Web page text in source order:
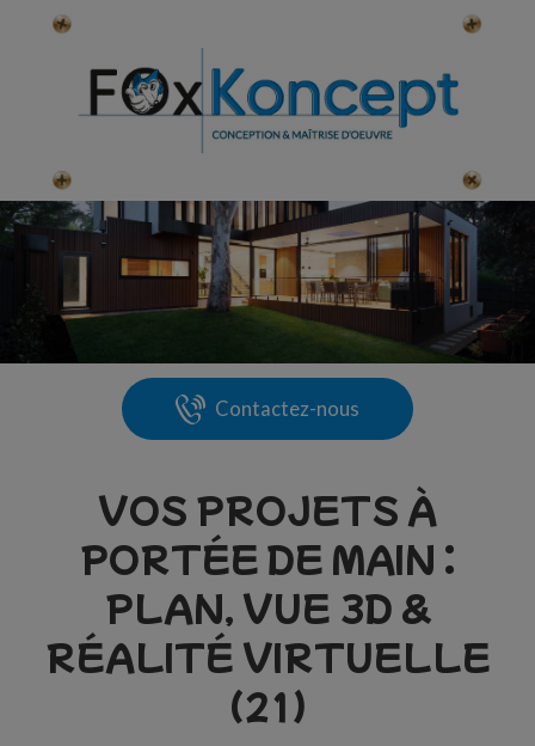
Contactez-nous
VOS PROJETS À
PORTÉE DE MAIN :
PLAN, VUE 3D &
RÉALITÉ VIRTUELLE
(21)